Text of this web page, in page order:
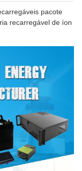
​​pacote
recarregável de íon